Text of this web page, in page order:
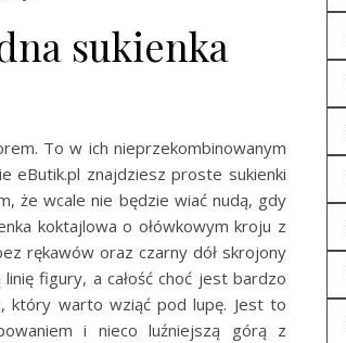
sukienka
To w ich nieprzekombinowanym
eButik.pl znajdziesz proste sukienki
że wcale nie będzie wiać nudą, gdy
koktajlowa o ołówkowym kroju z
rękawów oraz czarny dół skrojony
figury, a całość choć jest bardzo
który warto wziąć pod lupę. Jest to
i nieco luźniejszą górą z